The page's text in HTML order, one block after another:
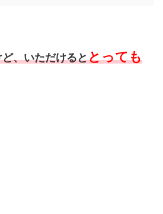
、いただけるととっても